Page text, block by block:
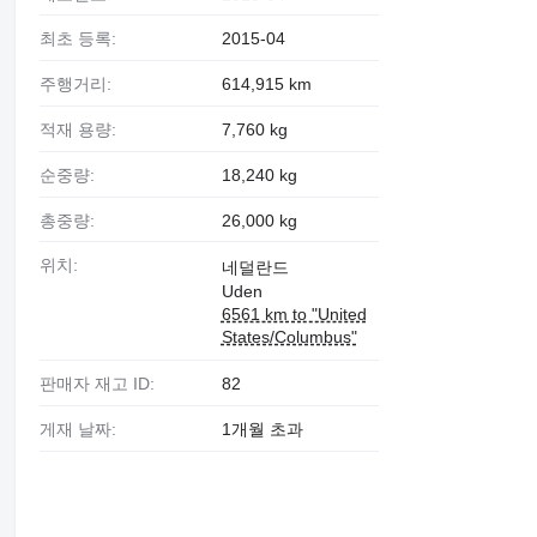
최초 등록: 2015-04
주행거리: 614,915 km
적재 용량: 7,760 kg
순중량: 18,240 kg
총중량: 26,000 kg
위치:
네덜란드
Uden
6561 km to "United
States/Columbus"
판매자 재고 ID: 82
게재 날짜: 1개월 초과